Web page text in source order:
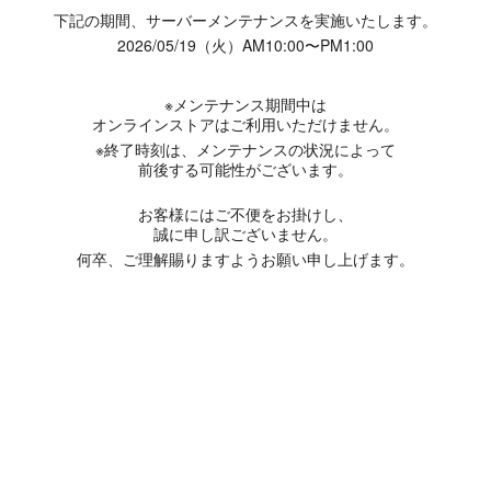
下記の期間、サーバーメンテナンスを実施いたします。
2026/05/19（火）AM10:00〜PM1:00
※メンテナンス期間中は
オンラインストアはご利用いただけません。
※終了時刻は、メンテナンスの状況によって
前後する可能性がございます。
お客様にはご不便をお掛けし、
誠に申し訳ございません。
何卒、ご理解賜りますようお願い申し上げます。